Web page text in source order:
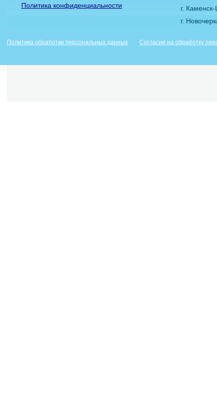
Политика конфиденциальности
г.
г.
Политика обработки персональных данных Согласие на обработку